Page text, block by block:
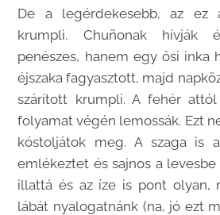
De a legérdekesebb, az ez
krumpli. Chuñonak hívják
penészes, hanem egy ősi inka
éjszaka fagyasztott, majd
szárított krumpli. A fehér
folyamat végén lemossák. Ezt
kóstoljátok meg. A szaga is
emlékeztet és sajnos a
illattá és az íze is pont olyan,
lábát nyalogatnánk (na, jó ezt